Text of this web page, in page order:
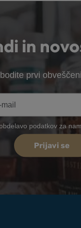
in
prvi
podatkov za
Prijavi se